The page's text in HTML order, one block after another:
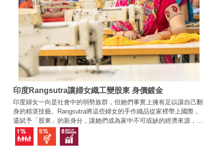
印度Rangsutra讓婦女織工變股東 身價鍍金
印度婦女一向是社會中的弱勢族群，但她們事實上擁有足以讓自己翻
身的精湛技藝。Rangsutra將這些婦女的手作織品從家裡帶上國際，
還賦予「股東」的新身分，讓她們成為家中不可或缺的經濟來源，從
根本翻轉人生！